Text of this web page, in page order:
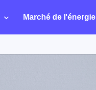
Marché de l'énergie